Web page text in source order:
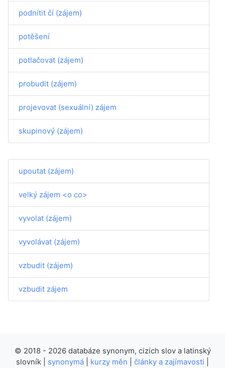
podnítit čí (zájem)
potěšení
potlačovat (zájem)
probudit (zájem)
projevovat (sexuální) zájem
skupinový (zájem)
upoutat (zájem)
velký zájem <o co>
vyvolat (zájem)
vyvolávat (zájem)
vzbudit (zájem)
vzbudit zájem
© 2018 - 2026 databáze synonym, cizích slov a latinský
slovník | synonymá kurzy měn články a zajímavosti